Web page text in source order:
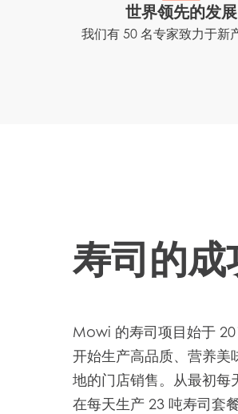
世界领先的发展
我们有 50 名专家致力于新
寿司的成
Mowi 的寿司项目始于
开始生产高品质、营养美
地的门店销售。从最初每
在每天生产 23 吨寿司套